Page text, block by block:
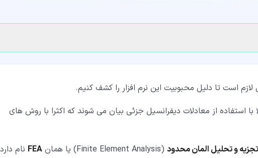
لازم است تا دلیل محبوبیت این نرم افزار را کشف کنیم.
استفاده از معادلات دیفرانسیل جزئی بیان می شوند که اکثرا با روش های
تجزیه و تحلیل المان محدود (Finite Element Analysis) یا همان FEA نام